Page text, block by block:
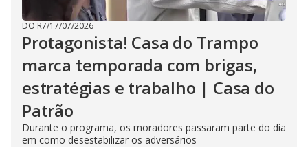
DO R7/17/07/2026
Protagonista! Casa do Trampo
marca temporada com brigas,
estratégias e trabalho | Casa do
Patrão
Durante o programa, os moradores passaram parte do dia
em como desestabilizar os adversários